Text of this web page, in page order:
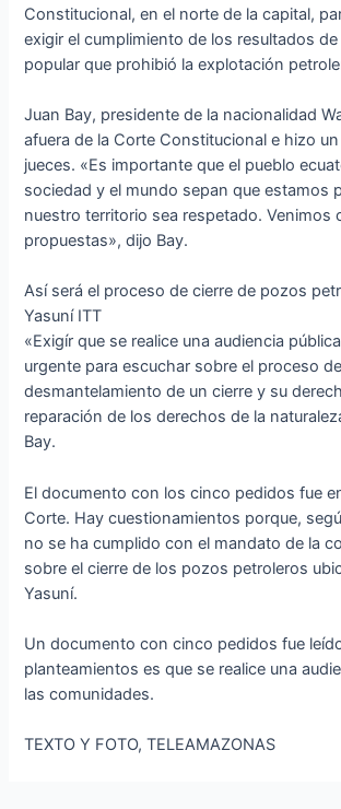
Constitucional, en el norte de la capital,
exigir el cumplimiento de los resultados
popular que prohibió la explotación
Juan Bay, presidente de la nacionalidad
afuera de la Corte Constitucional e hizo
jueces. «Es importante que el pueblo
sociedad y el mundo sepan que estamos
nuestro territorio sea respetado. Venimos
propuestas», dijo Bay.
Así será el proceso de cierre de pozos
Yasuní ITT
«Exigír que se realice una audiencia
urgente para escuchar sobre el proceso
desmantelamiento de un cierre y su
reparación de los derechos de la
Bay.
El documento con los cinco pedidos fue
Corte. Hay cuestionamientos porque,
no se ha cumplido con el mandato de la
sobre el cierre de los pozos petroleros
Yasuní.
Un documento con cinco pedidos fue
planteamientos es que se realice una
las comunidades.
TEXTO Y FOTO, TELEAMAZONAS